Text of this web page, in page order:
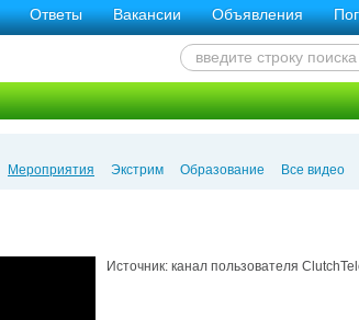
Ответы Вакансии Объявления
Мероприятия Экстрим Образование Все видео
Источник: канал пользователя